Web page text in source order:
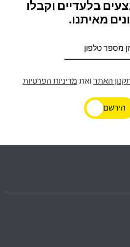
בלעדיים וקבלו
מאיתנו.
האתר ואת מדיניות הפרטיות
הירשם